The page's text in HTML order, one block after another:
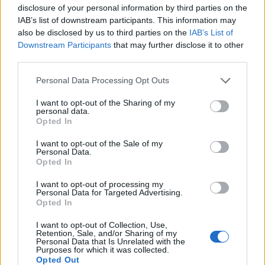
disclosure of your personal information by third parties on the
IAB’s list of downstream participants. This information may
also be disclosed by us to third parties on the IAB’s List of
Downstream Participants that may further disclose it to other
Personal Data Processing Opt Outs
I want to opt-out of the Sharing of my
personal data.
Opted In
I want to opt-out of the Sale of my
Personal Data.
Opted In
I want to opt-out of processing my
Personal Data for Targeted Advertising.
Opted In
I want to opt-out of Collection, Use,
Retention, Sale, and/or Sharing of my
Personal Data that Is Unrelated with the
Purposes for which it was collected.
Opted Out
soglia Opa del 25%.
Altri articoli che potrebbero piacerti